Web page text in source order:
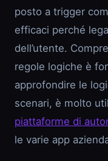
posto a trigger
efficaci perché
dell’utente.
regole logiche è
approfondire le
scenari, è molto
piattaforme di
le varie app